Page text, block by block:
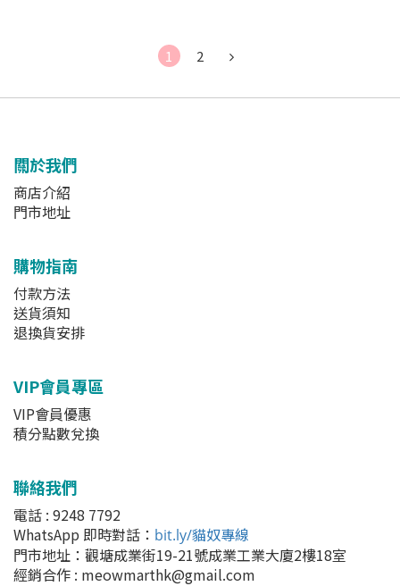
1 2
關於我們
商店介紹
門市地址
購物指南
付款方法
送貨須知
退換貨安排
VIP會員專區
VIP會員優惠
積分點數兌換
聯絡我們
電話 : 9248 7792
WhatsApp 即時對話 ： bit.ly/貓奴專線
門市地址： 觀塘成業街19-21號成業工業大廈2樓18室
經銷合作 : meowmarthk@gmail.com